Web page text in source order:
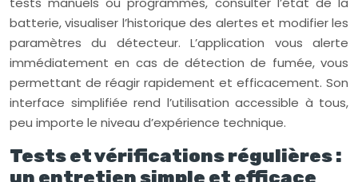
batterie, visualiser l’historique des alertes et modifier les
paramètres du détecteur. L’application vous alerte
immédiatement en cas de détection de fumée, vous
permettant de réagir rapidement et efficacement. Son
interface simplifiée rend l’utilisation accessible à tous,
peu importe le niveau d’expérience technique.
Tests et vérifications régulières :
un entretien simple et efficace